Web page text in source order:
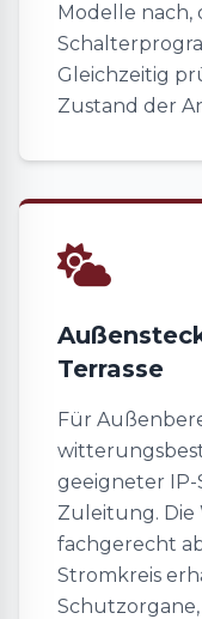
Modelle nach,
Gleichzeitig
Zustand der
Terrasse
Für
geeigneter
Zuleitung.
fachgerecht
Stromkreis